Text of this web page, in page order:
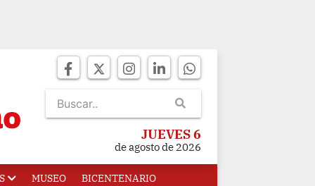
JUEVES 6
de agosto de 2026
MUSEO BICENTENARIO